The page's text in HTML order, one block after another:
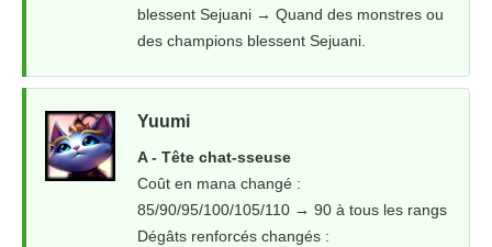
blessent Sejuani → Quand des monstres ou
des champions blessent Sejuani.
Yuumi
A - Tête chat-sseuse
Coût en mana changé :
85/90/95/100/105/110 → 90 à tous les rangs
Dégâts renforcés changés :